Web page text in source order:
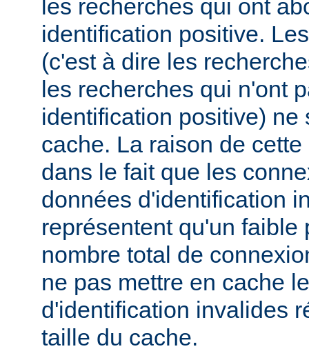
les recherches qui ont
identification positive.
(c'est à dire les
les recherches qui n'ont
identification positive) ne
cache. La raison de
dans le fait que les
données d'identification
représentent qu'un faible
nombre total de
ne pas mettre en cache
d'identification invalides
taille du cache.